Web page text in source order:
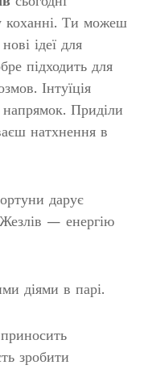
коханні. Ти можеш
ідеї для
підходить для
Інтуїція
Приділи
натхнення в
дарує
— енергію
діями в парі.
зробити